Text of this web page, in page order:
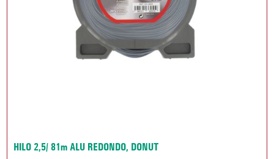
HILO 2,5/ 81m ALU REDONDO, DONUT